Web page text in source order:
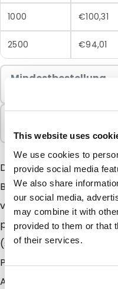
This website uses
We use cookies to
provide social media
We also share
our social media,
may combine it with
provided to them or that
of their services.
1000 €100,31
2500 €94,01
Mindestbestellung
100 Einheiten
Die exklusive matte
Beutels ist ein
verschiedensten
präsentiert. Die matt
(stand up pouches )
Produkte an deren
Anforderungen gestellt